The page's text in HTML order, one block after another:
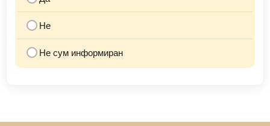
Не
Не сум информиран